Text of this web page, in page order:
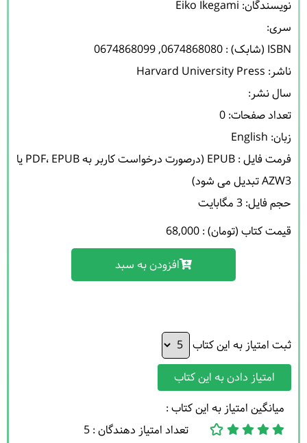
نویسندگان: Eiko Ikegami
حجم فایل: 3 مگابایت
قیمت کتاب (تومان) : 68,000
افزودن به سبد
ثبت امتیاز به این کتاب
امتیاز دادن به این کتاب
میانگین امتیاز به این کتاب :
تعداد امتیاز دهندگان : 5